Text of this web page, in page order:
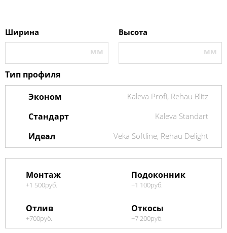
Тип профиля
Эконом
Kaleva Profi, Rehau Blitz
Стандарт Kaleva Standart
Идеал Veka Softline, Rehau Delight
Ширина Высота
Монтаж
+1 500руб.
Подоконник
+1 100руб.
Отлив
+700руб.
Откосы
+7 200руб.